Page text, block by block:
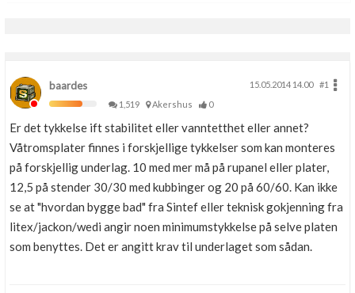
baardes 15.05.2014 14.00
#1
1,519
Akershus 0
Er det tykkelse ift stabilitet eller vanntetthet eller annet?
Våtromsplater finnes i forskjellige tykkelser som kan monteres
på forskjellig underlag. 10 med mer må på rupanel eller plater,
12,5 på stender 30/30 med kubbinger og 20 på 60/60. Kan ikke
se at "hvordan bygge bad" fra Sintef eller teknisk gokjenning fra
litex/jackon/wedi angir noen minimumstykkelse på selve platen
som benyttes. Det er angitt krav til underlaget som sådan.